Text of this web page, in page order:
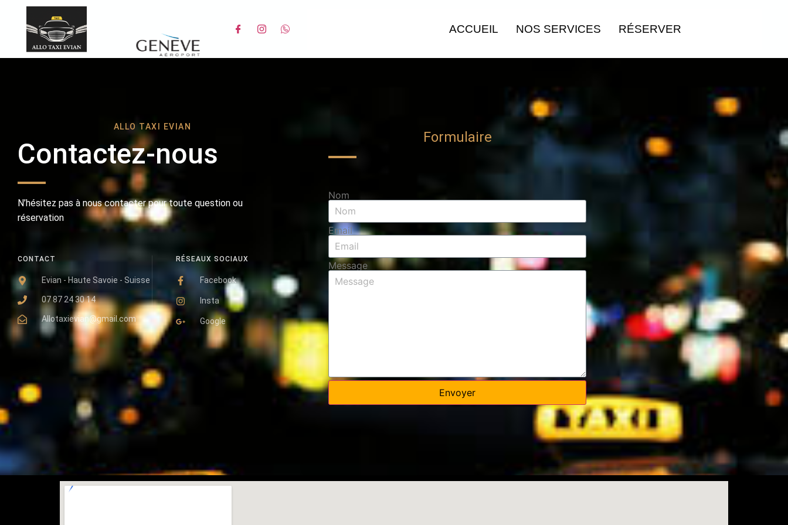
ACCUEIL NOS SERVICES RÉSERVER
ALLO TAXI EVIAN
Contactez-nous
N’hésitez pas à nous contacter pour toute question ou
réservation
CONTACT
Evian - Haute Savoie - Suisse
07 87 24 30 14
Allotaxievian@gmail.com
RÉSEAUX SOCIAUX
Facebook
Insta
Google
Formulaire
Nom
Email
Message
Envoyer